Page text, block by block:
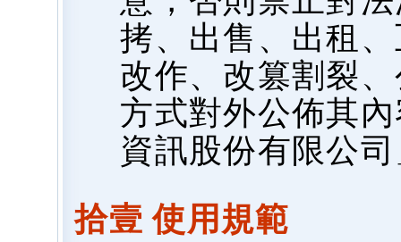
拷、出售、出租
改作、改篡割裂
方式對外公佈其
資訊股份有限公
拾壹 使用規範